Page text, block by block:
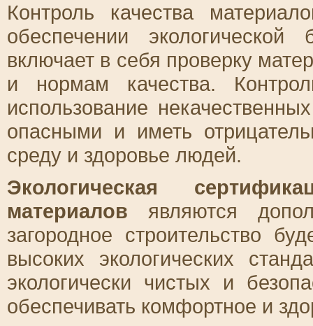
Контроль качества
обеспечении экологической
включает в себя проверку
и нормам качества.
использование
опасными и иметь
среду и здоровье людей.
Экологическая
материалов являются
загородное строительство
высоких экологических
экологически чистых и
обеспечивать комфортное и